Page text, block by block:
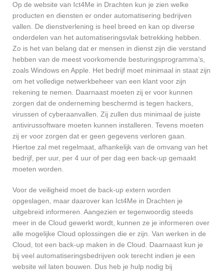
Op de website van Ict4Me in Drachten kun je zien welke
producten en diensten er onder automatisering bedrijven
vallen. De dienstverlening is heel breed en kan op diverse
onderdelen van het automatiseringsvlak betrekking hebben.
Zo is het van belang dat er mensen in dienst zijn die verstand
hebben van de meest voorkomende besturingsprogramma’s,
zoals Windows en Apple. Het bedrijf moet minimaal in staat zijn
om het volledige netwerkbeheer van een klant voor zijn
rekening te nemen. Daarnaast moeten zij er voor kunnen
zorgen dat de onderneming beschermd is tegen hackers,
virussen of cyberaanvallen. Zij zullen dus minimaal de juiste
antivirussoftware moeten kunnen installeren. Tevens moeten
zij er voor zorgen dat er geen gegevens verloren gaan.
Hiertoe zal met regelmaat, afhankelijk van de omvang van het
bedrijf, per uur, per 4 uur of per dag een back-up gemaakt
moeten worden.
Voor de veiligheid moet de back-up extern worden
opgeslagen, maar daarover kan Ict4Me in Drachten je
uitgebreid informeren. Aangezien er tegenwoordig steeds
meer in de Cloud gewerkt wordt, kunnen ze je informeren over
alle mogelijke Cloud oplossingen die er zijn. Van werken in de
Cloud, tot een back-up maken in de Cloud. Daarnaast kun je
bij veel automatiseringsbedrijven ook terecht indien je een
website wil laten bouwen. Dus heb je hulp nodig bij